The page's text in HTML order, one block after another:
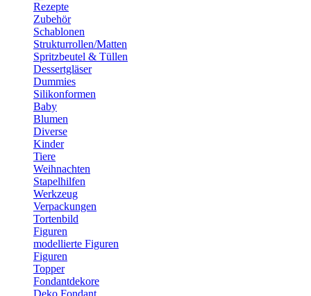
Rezepte
Zubehör
Schablonen
Strukturrollen/Matten
Spritzbeutel & Tüllen
Dessertgläser
Dummies
Silikonformen
Baby
Blumen
Diverse
Kinder
Tiere
Weihnachten
Stapelhilfen
Werkzeug
Verpackungen
Tortenbild
Figuren
modellierte Figuren
Figuren
Topper
Fondantdekore
Deko Fondant